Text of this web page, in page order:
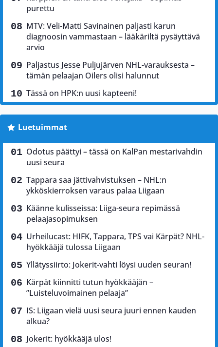
purettu
MTV: Veli-Matti Savinainen paljasti karun
diagnoosin vammastaan – lääkäriltä pysäyttävä
arvio
Paljastus Jesse Puljujärven NHL-varauksesta –
tämän pelaajan Oilers olisi halunnut
Tässä on HPK:n uusi kapteeni!
Luetuimmat
Odotus päättyi – tässä on KalPan mestarivahdin
uusi seura
Tappara saa jättivahvistuksen – NHL:n
ykköskierroksen varaus palaa Liigaan
Käänne kulisseissa: Liiga-seura repimässä
pelaajasopimuksen
Urheilucast: HIFK, Tappara, TPS vai Kärpät? NHL-
hyökkääjä tulossa Liigaan
Yllätyssiirto: Jokerit-vahti löysi uuden seuran!
Kärpät kiinnitti tutun hyökkääjän –
”Luisteluvoimainen pelaaja”
IS: Liigaan vielä uusi seura juuri ennen kauden
alkua?
Jokerit: hyökkääjä ulos!